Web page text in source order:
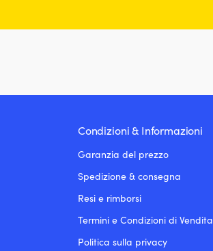
Condizioni & Informazioni
Garanzia del prezzo
Spedizione & consegna
Resi e rimborsi
Termini e Condizioni di Vendita
Politica sulla privacy